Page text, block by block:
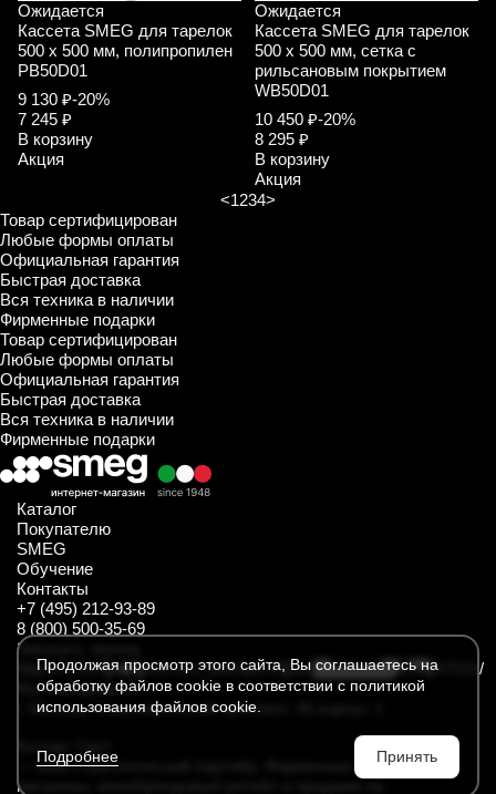
Ожидается
Кассета SMEG для тарелок
500 х 500 мм, полипропилен
PB50D01
9 130 ₽-20%
7 245 ₽
В корзину
Акция
Ожидается
Кассета SMEG для тарелок
500 х 500 мм, сетка с
рильсановым покрытием
WB50D01
10 450 ₽-20%
8 295 ₽
В корзину
Акция
<1234>
Товар сертифицирован
Любые формы оплаты
Официальная гарантия
Быстрая доставка
Вся техника в наличии
Фирменные подарки
Товар сертифицирован
Любые формы оплаты
Официальная гарантия
Быстрая доставка
Вся техника в наличии
Фирменные подарки
Каталог
Покупателю
SMEG
Обучение
Контакты
+7 (495) 212-93-89
8 (800) 500-35-69
Заказать звонок
https://t.me/SmegKitchen_bothttps://rutube.ru/channel/34547031/
Мы находимся
г. Москва, Комсомольский проспект, 46 корпус 1
— ваш стратегический партнёр. Фирменные интернет
магазины, монобрендовый ритейл и продажи на
Продолжая просмотр этого сайта, Вы соглашаетесь на
обработку файлов cookie в соответствии с политикой
использования файлов cookie.
Подробнее Принять